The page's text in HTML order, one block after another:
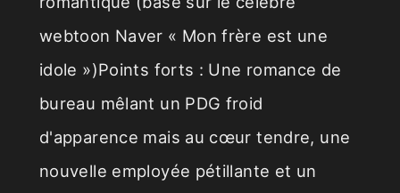
webtoon Naver « Mon frère est une
idole »)Points forts : Une romance de
bureau mêlant un PDG froid
d'apparence mais au cœur tendre, une
nouvelle employée pétillante et un